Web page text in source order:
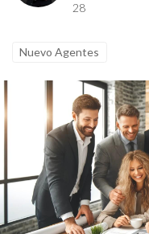
28
Nuevo Agentes